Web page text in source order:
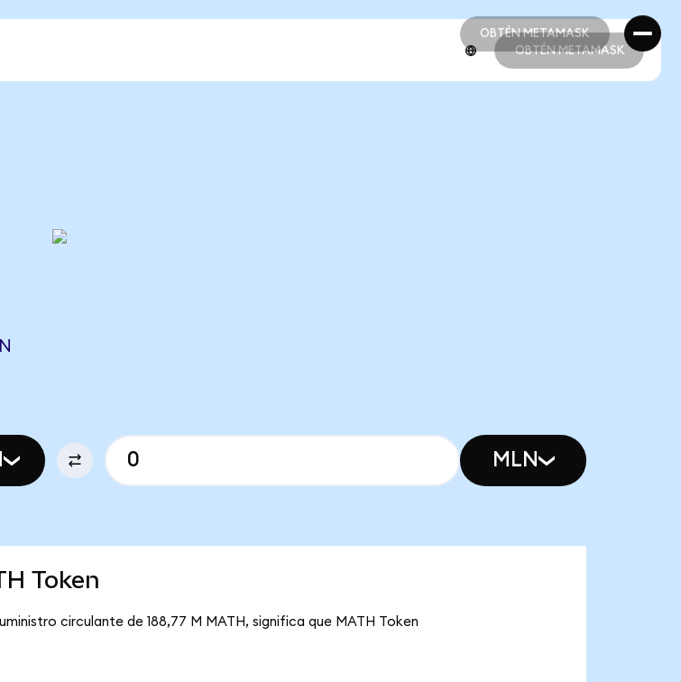
OBTÉN METAMASK
OBTÉN METAMASK
OBTÉN METAMASK
MLN
Token
circulante de 188,77 M MATH, significa que MATH Token